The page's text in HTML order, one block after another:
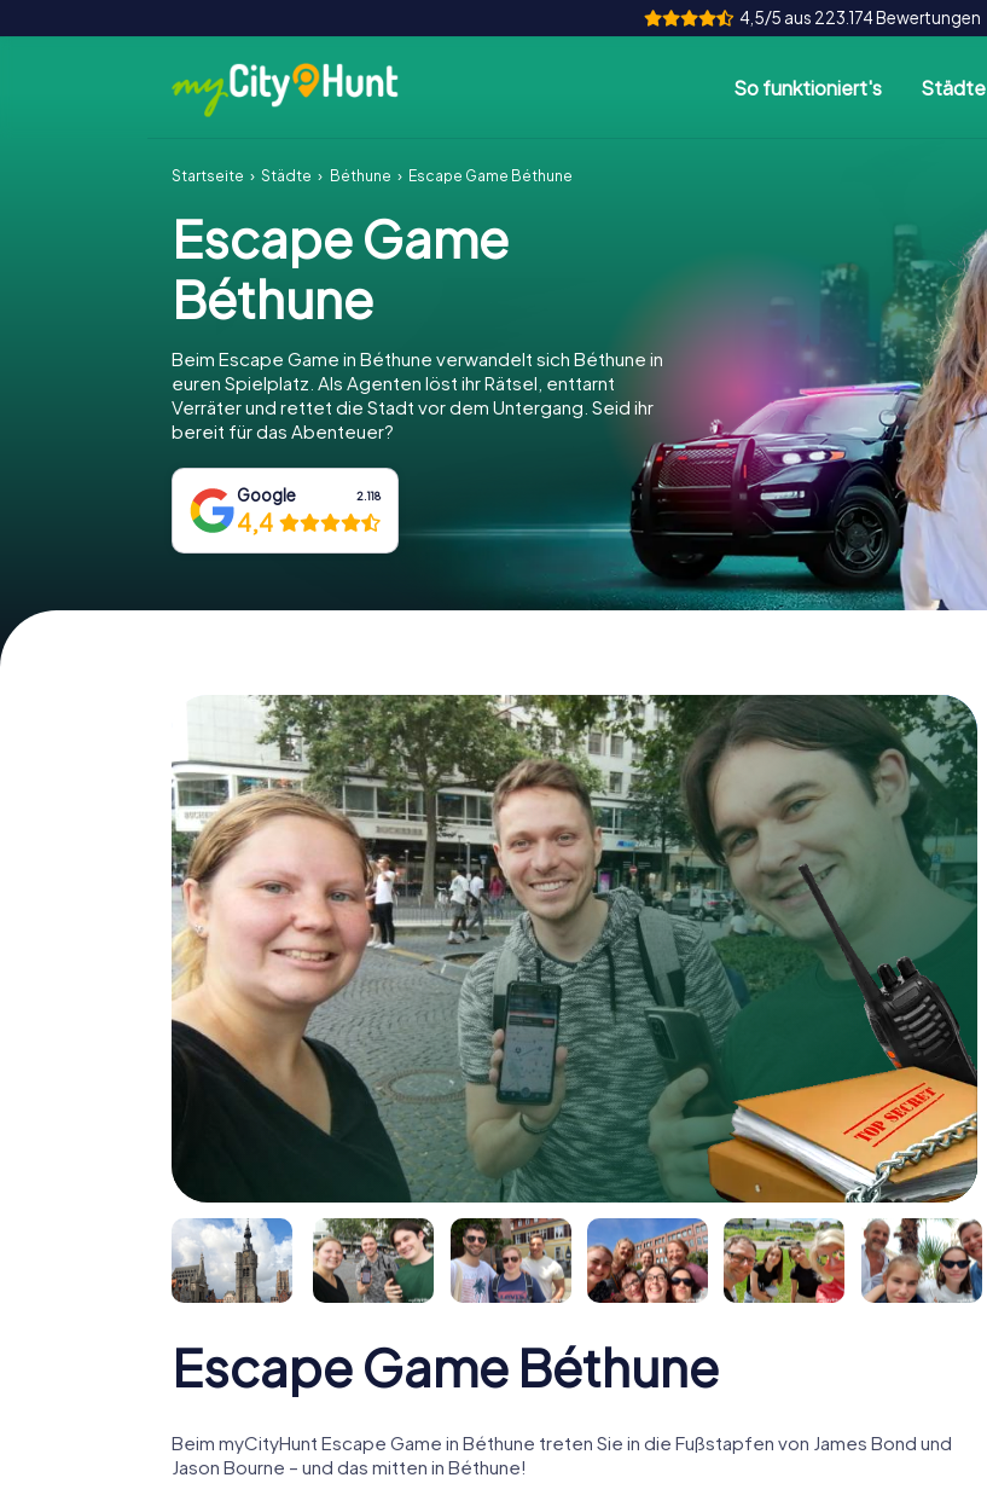
4,5/5 aus 223.174 Bewertungen
So funktioniert's Städte
Startseite Städte Béthune Escape Game Béthune
Escape Game
Béthune
Beim Escape Game in Béthune verwandelt sich Béthune in
euren Spielplatz. Als Agenten löst ihr Rätsel, enttarnt
Verräter und rettet die Stadt vor dem Untergang. Seid ihr
bereit für das Abenteuer?
Google 2.118
4,4
Escape Game Béthune
Beim myCityHunt Escape Game in Béthune treten Sie in die Fußstapfen von James Bond und
Jason Bourne – und das mitten in Béthune!